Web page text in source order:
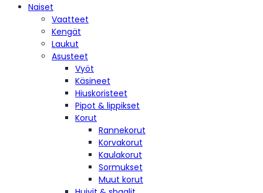
Naiset
Vaatteet
Kengät
Laukut
Asusteet
Vyöt
Käsineet
Hiuskoristeet
Pipot & lippikset
Korut
Rannekorut
Korvakorut
Kaulakorut
Sormukset
Muut korut